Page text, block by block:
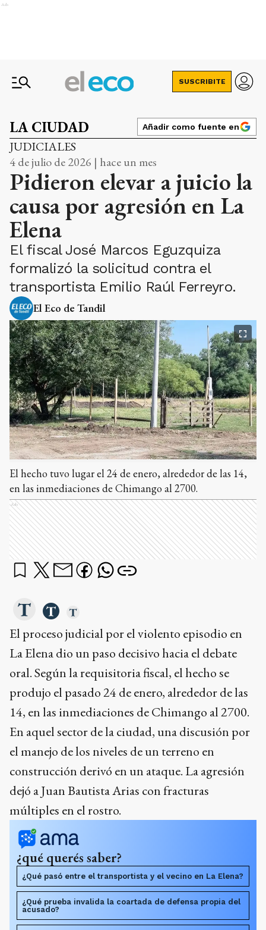
Ads
SUSCRIBITE
LA CIUDAD Añadir como fuente en
JUDICIALES
4 de julio de 2026 | hace un mes
Pidieron elevar a juicio la
causa por agresión en La
Elena
El fiscal José Marcos Eguzquiza
formalizó la solicitud contra el
transportista Emilio Raúl Ferreyro.
El Eco de Tandil
El hecho tuvo lugar el 24 de enero, alrededor de las 14,
en las inmediaciones de Chimango al 2700.
Ads
El proceso judicial por el violento episodio en
La Elena dio un paso decisivo hacia el debate
oral. Según la requisitoria fiscal, el hecho se
produjo el pasado 24 de enero, alrededor de las
14, en las inmediaciones de Chimango al 2700.
En aquel sector de la ciudad, una discusión por
el manejo de los niveles de un terreno en
construcción derivó en un ataque. La agresión
dejó a Juan Bautista Arias con fracturas
múltiples en el rostro.
¿qué querés saber?
¿Qué pasó entre el transportista y el vecino en La Elena?
¿Qué prueba invalida la coartada de defensa propia del
acusado?